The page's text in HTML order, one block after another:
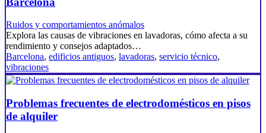
Ruidos y comportamientos anómalos
Explora las causas de vibraciones en lavadoras, cómo afecta a su
rendimiento y consejos adaptados…
Barcelona, edificios antiguos, lavadoras, servicio técnico,
vibraciones
Problemas frecuentes de electrodomésticos en pisos
de alquiler